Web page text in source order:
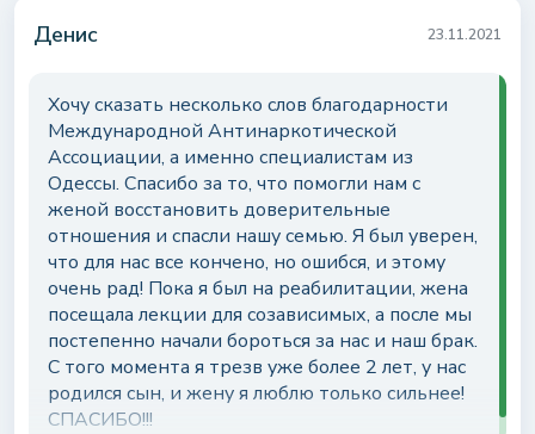
ремиссии, и это огромное достижение для
счастлив! У меня есть семья, друзья и
возможности, о которых я раньше и не
мечтал! Спасибо МАА за то, что я стал новым
человеком!!! За трезвую жизнь, в которой есть
смысл для каждого нового дня!
Денис 23.11.2021
Хочу сказать несколько слов благодарности
Международной Антинаркотической
Ассоциации, а именно специалистам из
Одессы. Спасибо за то, что помогли нам с
женой восстановить доверительные
отношения и спасли нашу семью. Я был уверен,
что для нас все кончено, но ошибся, и этому
очень рад! Пока я был на реабилитации, жена
посещала лекции для созависимых, а после мы
постепенно начали бороться за нас и наш брак.
С того момента я трезв уже более 2 лет, у нас
родился сын, и жену я люблю только сильнее!
СПАСИБО!!!
Аноним
Ваш отзыв
+1
Получить консультацию
Отправляя данную форму вы даете свое согласие на
обработку
персональных данных